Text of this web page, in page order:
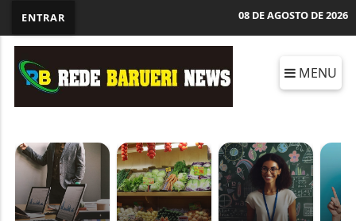
ENTRAR 08 DE AGOSTO DE 2026
MENU